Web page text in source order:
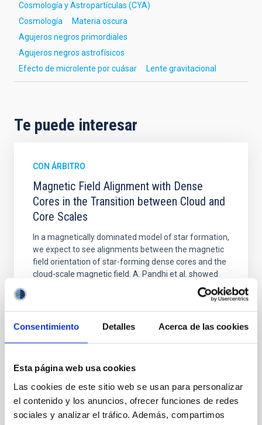
Consentimiento Detalles Acerca de las cookies
Esta página web usa cookies
Las cookies de este sitio web se usan para personalizar
el contenido y los anuncios, ofrecer funciones de redes
sociales y analizar el tráfico. Además, compartimos
Cosmología y Astropartículas (CYA)
Cosmología
Materia oscura
Agujeros negros primordiales
Agujeros negros astrofísicos
Efecto de microlente por cuásar
Lente gravitacional
Te puede interesar
CON ÁRBITRO
Magnetic Field Alignment with Dense
Cores in the Transition between Cloud and
Core Scales
In a magnetically dominated model of star formation,
we expect to see alignments between the magnetic
field orientation of star-forming dense cores and the
cloud-scale magnetic field. A. Pandhi et al. showed
instead, however, that the orientation of cores and
their angular momentum vectors appear random
with respect to the larger-scale magnetic
BIBCODE 2026APJ..1003...83Y
NÚMERO DE CITAS 0